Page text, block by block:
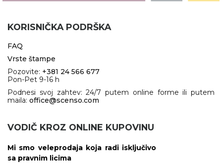
KORISNIČKA PODRŠKA
FAQ
Vrste štampe
Pozovite: +381 24 566 677
Pon-Pet 9-16 h
Podnesi svoj zahtev: 24/7 putem online forme ili putem
maila: office@scenso.com
VODIČ KROZ ONLINE KUPOVINU
Mi smo veleprodaja koja radi isključivo
sa pravnim licima